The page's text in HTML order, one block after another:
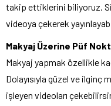
takip ettiklerini biliyoruz.
videoya çekerek
Makyaj Üzerine Püf
Makyaj yapmak özellikle
Dolayısıyla güzel ve ilginç
işleyen videoları